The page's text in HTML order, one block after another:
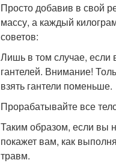
Просто добавив в свой
массу, а каждый
советов:
Лишь в том случае, если
гантелей. Внимание!
взять гантели поменьше.
Прорабатывайте все
Таким образом, если вы
покажет вам, как
травм.